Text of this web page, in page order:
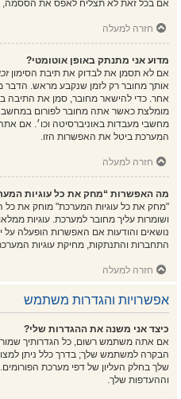
אם בכל זאת לא תצליח לאפס את הססמה,
חזרה למעלה
מדוע אני מתנתק באופן אוטומטי?
אם לא תסמן את לבדוק את תיבת הסימון
אותך מחובר רק לזמן שנקבע מראש. הדבר
אחר. כדי להישאר מחובר, סמן את התיבה
מומלצת כאשר אתה מחובר לפורום
מחשבי מעבדות באוניברסיטה וכו׳. אם
המערכת ביטל את האפשרות הזו.
חזרה למעלה
מה האפשרות “מחק את כל עוגיות
ושומרות עליך מחובר למערכת. עוגיות
נושאים והודעות אם האפשרות הופעלה
התחברות והתנתקות, מחיקת עוגיות
חזרה למעלה
אפשרויות והגדרות משתמש
כיצד אני משנה את ההגדרות שלי?
אם אתה משתמש רשום, כל הגדרותיך
הבקרה למשתמש שלך; בדרך כלל ניתן
שלך בחלק העליון של דפי מערכת
וההעדפות שלך.